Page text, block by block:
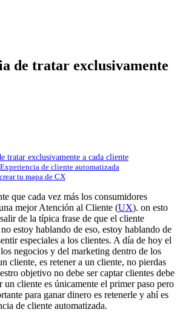
de tratar exclusivamente
tratar exclusivamente a cada cliente
de cliente automatizada
tu mapa de CX
que cada vez más los consumidores
mejor Atención al Cliente (UX). on esto
de la típica frase de que el cliente
estoy hablando de eso, estoy hablando de
especiales a los clientes. A día de hoy el
negocios y del marketing dentro de los
cliente, es retener a un cliente, no pierdas
objetivo no debe ser captar clientes debe
un cliente es únicamente el primer paso pero
para ganar dinero es retenerle y ahí es
de cliente automatizada.